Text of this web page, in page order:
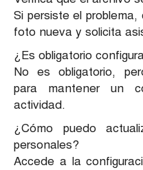
Si persiste el
foto nueva y solicita
¿Es obligatorio
No es obligatorio,
para mantener un
actividad.
¿Cómo puedo
personales?
Accede a la